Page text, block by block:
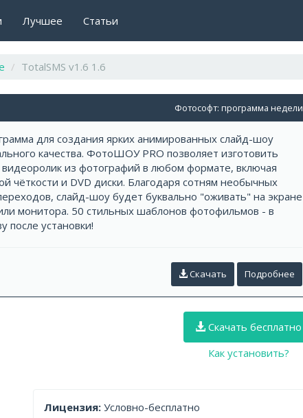
Лучшее Статьи
TotalSMS v1.6 1.6
Фотософт: программа недели
для создания ярких анимированных слайд-шоу
качества. ФотоШОУ PRO позволяет изготовить
из фотографий в любом формате, включая
чёткости и DVD диски. Благодаря сотням необычных
слайд-шоу будет буквально "оживать" на экране
монитора. 50 стильных шаблонов фотофильмов - в
после установки!
Скачать Подробнее
Скачать бесплатно
Как установить?
Лицензия:Условно-бесплатно